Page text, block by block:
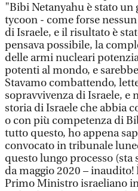
"Bibi Netanyahu è stato un
tycoon - come forse
di Israele, e il risultato è
pensava possibile, la
delle armi nucleari
potenti al mondo, e
Stavamo combattendo,
sopravvivenza di Israele, e
storia di Israele che abbia
o con più competenza di
tutto questo, ho appena
convocato in tribunale
questo lungo processo
da maggio 2020 –
Primo Ministro israeliano